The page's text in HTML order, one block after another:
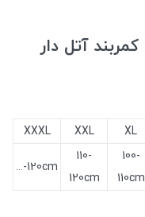
آتل دار
XL
XXL
XXXL
100-
110cm
110-
120cm
120cm-...